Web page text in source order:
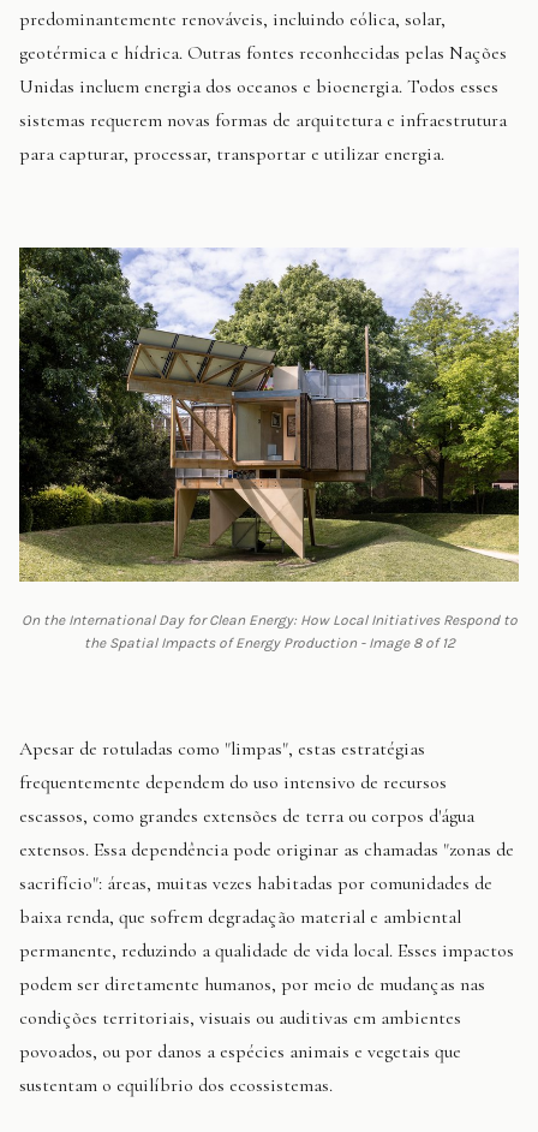
predominantemente renováveis, incluindo eólica, solar,
geotérmica e hídrica. Outras fontes reconhecidas pelas Nações
Unidas incluem energia dos oceanos e bioenergia. Todos esses
sistemas requerem novas formas de arquitetura e infraestrutura
para capturar, processar, transportar e utilizar energia.
On the International Day for Clean Energy: How Local Initiatives Respond to
the Spatial Impacts of Energy Production - Image 8 of 12
Apesar de rotuladas como "limpas", estas estratégias
frequentemente dependem do uso intensivo de recursos
escassos, como grandes extensões de terra ou corpos d'água
extensos. Essa dependência pode originar as chamadas "zonas de
sacrifício": áreas, muitas vezes habitadas por comunidades de
baixa renda, que sofrem degradação material e ambiental
permanente, reduzindo a qualidade de vida local. Esses impactos
podem ser diretamente humanos, por meio de mudanças nas
condições territoriais, visuais ou auditivas em ambientes
povoados, ou por danos a espécies animais e vegetais que
sustentam o equilíbrio dos ecossistemas.